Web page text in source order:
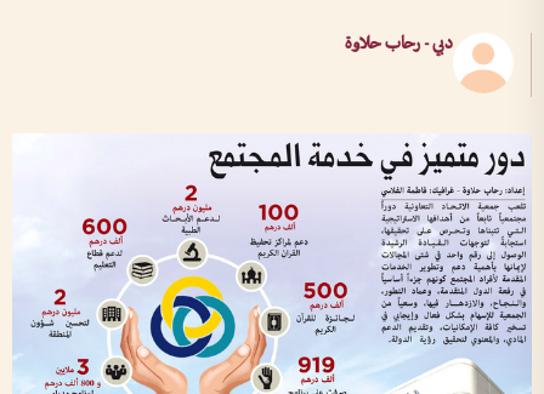
دبي - رحاب حلاوة